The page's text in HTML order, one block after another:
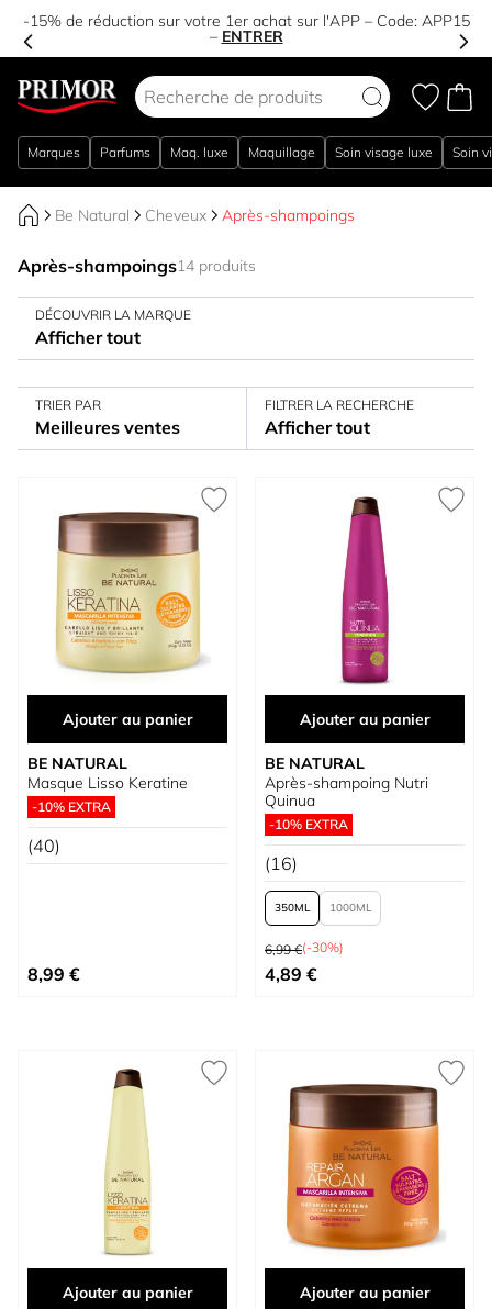
-15% de réduction sur votre 1er achat sur l'APP – Code: APP15
– ENTRER
Marques Parfums Maq. luxe Maquillage Soin visage luxe Soin
Be Natural Cheveux Après-shampoings
Après-shampoings14 produits
DÉCOUVRIR LA MARQUE
Afficher tout
TRIER PAR
Meilleures ventes
FILTRER LA RECHERCHE
Afficher tout
Ajouter au panier
BE NATURAL
Masque Lisso Keratine
-10% EXTRA
(40)
8,99 €
Ajouter au panier
BE NATURAL
Après-shampoing Nutri
Quinua
-10% EXTRA
(16)
350 1000
Prix normal
6,99 €(-30%)
À partir de
4,89 €
Ajouter au panier Ajouter au panier